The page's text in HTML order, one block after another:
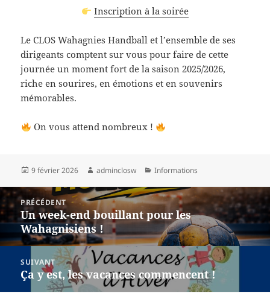
Inscription à la soirée
Le CLOS Wahagnies Handball et l’ensemble de ses
dirigeants comptent sur vous pour faire de cette
journée un moment fort de la saison 2025/2026,
riche en sourires, en émotions et en souvenirs
mémorables.
On vous attend nombreux !
Publié
9 février 2026 Auteur
adminclosw Catégories
Informations
Navigation
de
l’article
PRÉCÉDENT
Article
précédent :
Un week-end bouillant pour les
Wahagnisiens !
SUIVANT
Article
suivant :
Ça y est, les vacances commencent !